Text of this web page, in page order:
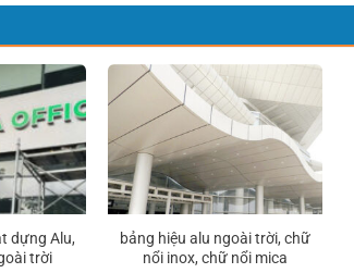
dựng Alu,
trời
bảng hiệu alu ngoài trời, chữ
nổi inox, chữ nổi mica